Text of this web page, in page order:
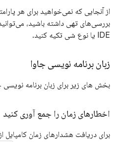
از آنجایی که نمی‌خواهید برای هر
بررسی‌های تهی داشته باشید،
IDE یا نوع شی تکیه کنید.
زبان برنامه نویسی جاوا
بخش های زیر برای زبان برنامه
اخطارهای زمان را جمع آوری کنید